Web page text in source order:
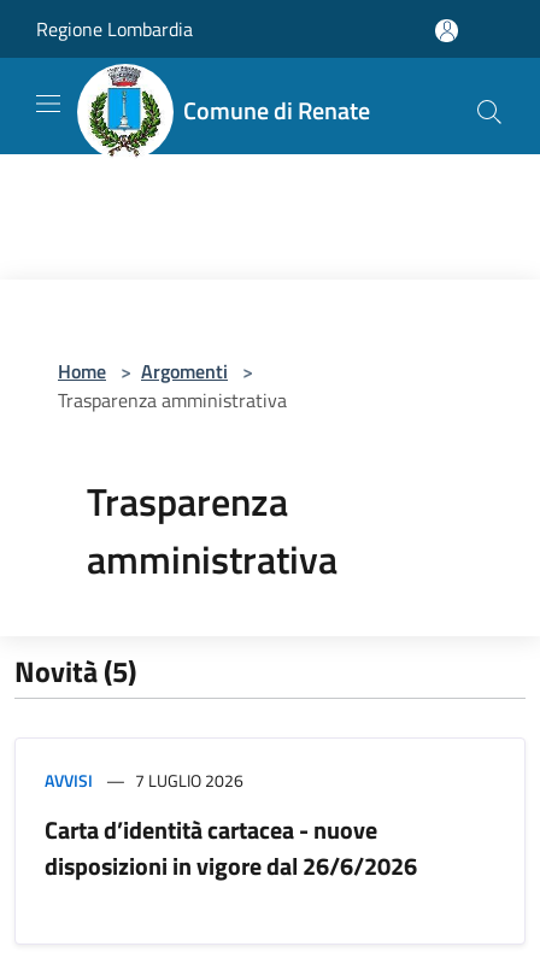
Regione Lombardia
Comune di Renate
Home > Argomenti >
Trasparenza amministrativa
Trasparenza
amministrativa
Novità (5)
AVVISI 7 LUGLIO 2026
Carta d’identità cartacea - nuove
disposizioni in vigore dal 26/6/2026